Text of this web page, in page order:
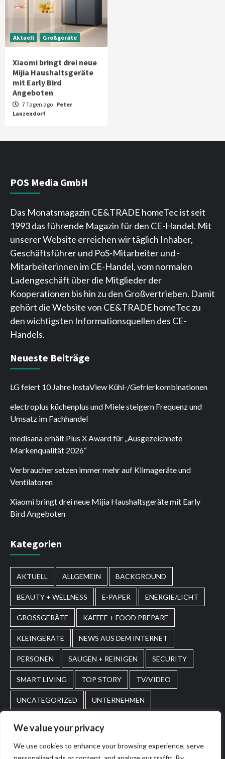
We value your privacy
We use cookies to enhance your browsing experience, serve
Aktuell Großgeräte
Xiaomi bringt drei neue
Mijia Haushaltsgeräte
mit Early Bird
Angeboten
7 Tagen ago Peter
Lanzendorf
POS Media GmbH
Das Monatsmagazin CE&TRADE homeTec ist seit
1993 das führende Magazin für den CE-Handel. Mit
unserer Website erreichen wir täglich Inhaber,
Geschäftsführer und PoS-Mitarbeiter und -
Mitarbeiterinnen im CE-Handel, vom normalen
Ladengeschäft über die Mitglieder der
Kooperationen bis hin zu den Großvertrieben. Damit
gehört die Website von CE&TRADE homeTec zu
den wichtigsten Informationsquellen des CE-
Handels.
Neueste Beiträge
LG feiert 10 Jahre InstaView Kühl-/Gefrierkombinationen
electroplus küchenplus und Miele steigern Frequenz und
Umsatz im Fachhandel
medisana erhält Plus X Award für „Ausgezeichnete
Markenqualität 2026“
Verbraucher setzen immer mehr auf Klimageräte und
Ventilatoren
Xiaomi bringt drei neue Mijia Haushaltsgeräte mit Early
Bird Angeboten
Kategorien
AKTUELL ALLGEMEIN BACKGROUND
BEAUTY + WELLNESS E-PAPER ENERGIE/LICHT
GROSSGERÄTE KAFFEE + FOOD PREPARE
KLEINGERÄTE NEWS AUS DEM INTERNET
PERSONEN SAUGEN + REINIGEN SECURITY
SMART LIVING TOP STORY TV/VIDEO
UNCATEGORIZED UNTERNEHMEN
Home Impressum AGBs